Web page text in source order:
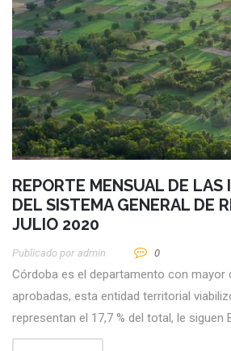
REPORTE MENSUAL DE LAS
DEL SISTEMA GENERAL DE
JULIO 2020
Publicado por Admin 0
Córdoba es el departamento con mayor
aprobadas, esta entidad territorial
representan el 17,7 % del total, le siguen